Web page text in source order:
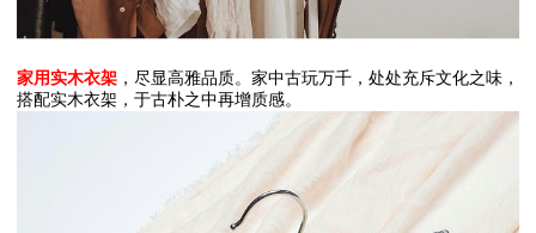
家用实木衣架 ，尽显高雅品质。家中古玩万千，处处充斥文化之味，
搭配实木衣架，于古朴之中再增质感。